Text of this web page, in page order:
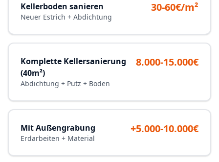
Kellerboden sanieren
Neuer Estrich + Abdichtung
30-60€/m²
Komplette Kellersanierung
(40m²)
Abdichtung + Putz + Boden
8.000-15.000€
Mit Außengrabung
Erdarbeiten + Material
+5.000-10.000€